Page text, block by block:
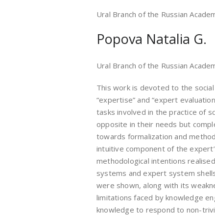
Ural Branch of the Russian
Popova Natalia G.
Ural Branch of the Russian
This work is devoted to the
“expertise” and “expert
tasks involved in the practice of
opposite in their needs but
towards formalization and
intuitive component of the
methodological intentions
systems and expert system
were shown, along with its
limitations faced by knowledge
knowledge to respond to non-